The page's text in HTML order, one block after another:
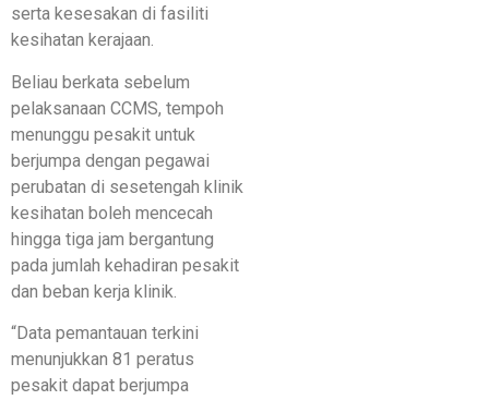
serta kesesakan di fasiliti
kesihatan kerajaan.
Beliau berkata sebelum
pelaksanaan CCMS, tempoh
menunggu pesakit untuk
berjumpa dengan pegawai
perubatan di sesetengah klinik
kesihatan boleh mencecah
hingga tiga jam bergantung
pada jumlah kehadiran pesakit
dan beban kerja klinik.
“Data pemantauan terkini
menunjukkan 81 peratus
pesakit dapat berjumpa